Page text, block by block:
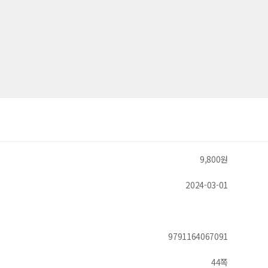
9,800원
2024-03-01
9791164067091
44쪽